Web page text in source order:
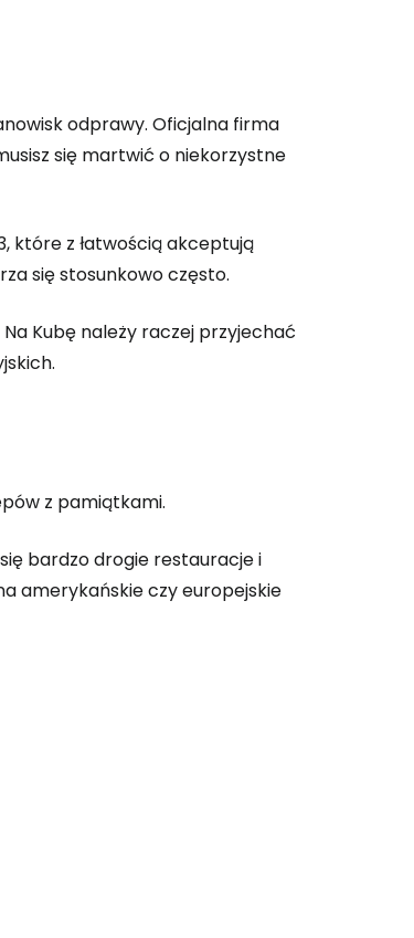
odprawy. Oficjalna firma
się martwić o niekorzystne
które z łatwością akceptują
się stosunkowo często.
Kubę należy raczej przyjechać
z pamiątkami.
bardzo drogie restauracje i
amerykańskie czy europejskie
Google